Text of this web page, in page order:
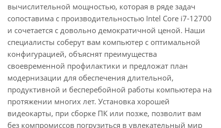
вычислительной мощностью, которая в ряде задач
сопоставима с производительностью Intel Core i7-12700
и сочетается с довольно демократичной ценой. Наши
специалисты соберут вам компьютер с оптимальной
конфигурацией, объяснят преимущества
своевременной профилактики и предложат план
модернизации для обеспечения длительной,
продуктивной и бесперебойной работы компьютера на
протяжении многих лет. Установка хорошей
видеокарты, при сборке ПК или позже, позволит вам
без компромиссов погрузиться в увлекательный мир